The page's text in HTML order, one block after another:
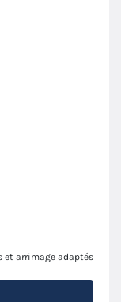
et arrimage adaptés